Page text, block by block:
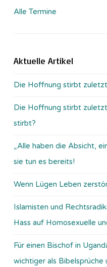
Alle Termine
Aktuelle Artikel
Die Hoffnung stirbt
Die Hoffnung stirbt
stirbt?
„Alle haben die Absicht,
sie tun es bereits!
Wenn Lügen Leben
Islamisten und
Hass auf Homosexuelle
Für einen Bischof in
wichtiger als Bibelsprüche